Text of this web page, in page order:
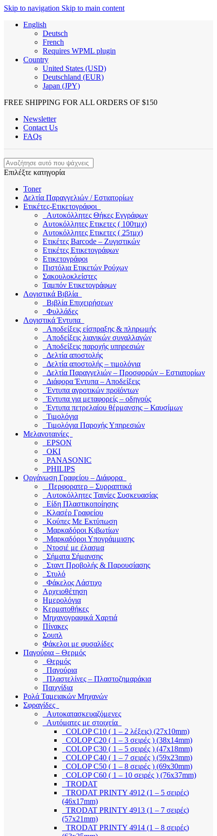
Skip to navigation Skip to main content
English
Deutsch
French
Requires WPML plugin
Country
United States (USD)
Deutschland (EUR)
Japan (JPY)
FREE SHIPPING FOR ALL ORDERS OF $150
Newsletter
Contact Us
FAQs
Επιλέξτε κατηγορία
Toner
Δελτία Παραγγελιών / Εστιατορίων
Ετικέτες-Ετικετογράφοι
Αυτοκόλλητες Θήκες Εγγράφων
Αυτοκόλλητες Ετικετες ( 100τμχ)
Αυτοκόλλητες Ετικετες ( 25τμχ)
Ετικέτες Barcode – Ζυγιστικών
Ετικέτες Ετικετογράφων
Ετικετογράφοι
Πιστόλια Ετικετών Ρούχων
Σακουλοκλείστες
Ταμπόν Ετικετογράφων
Λογιστικά Βιβλία
Βιβλία Επιχειρήσεων
Φυλλάδες
Λογιστικά Έντυπα
Αποδείξεις είσπραξης & πληρωμής
Αποδείξεις λιανικών συναλλαγών
Αποδείξεις παροχής υπηρεσιών
Δελτία αποστολής
Δελτία αποστολής – τιμολόγια
Δελτία Παραγγελιών – Προσφορών – Εστιατορίων
Διάφορα Έντυπα – Αποδείξεις
Έντυπα αγροτικών προϊόντων
Έντυπα για μεταφορείς – οδηγούς
Έντυπα πετρελαίου θέρμανσης – Καυσίμων
Τιμολόγια
Τιμολόγια Παροχής Υπηρεσιών
Μελανοταινίες
EPSON
OKI
PANASONIC
PHILIPS
Οργάνωση Γραφείου – Διάφορα
Περφορατερ – Συρραπτικά
Αυτοκόλλητες Ταινίες Συσκευασίας
Είδη Πλαστικοποίησης
Κλασέρ Γραφείου
Κούπες Με Εκτύπωση
Μαρκαδόροι Κιβωτίων
Μαρκαδόροι Υπογράμμισης
Ντοσιέ με έλασμα
Σήματα Σήμανσης
Σταντ Προβολής & Παρουσίασης
Στυλό
Φάκελος Λάστιχο
Αρχειοθέτηση
Ημερολόγια
Κερματοθήκες
Μηχανογραφικά Χαρτιά
Πίνακες
Σουπλ
Φάκελοι με φυσαλίδες
Παγούρια – Θερμός
Θερμός
Παγούρια
Πλαστελίνες – Πλαστοζημαράκια
Παιχνίδια
Ρολά Ταμειακών Μηχανών
Σφραγίδες
Αυτοκατασκευαζόμενες
Αυτόματες με στοιχεία
COLOP C10 ( 1 – 2 λέξεις) (27x10mm)
COLOP C20 ( 1 – 3 σειρές ) (38x14mm)
COLOP C30 ( 1 – 5 σειρές ) (47x18mm)
COLOP C40 ( 1 – 7 σειρές ) (59x23mm)
COLOP C50 ( 1 – 8 σειρές ) (69x30mm)
COLOP C60 ( 1 – 10 σειρές ) (76x37mm)
TRODAT
TRODAT PRINTY 4912 (1 – 5 σειρές)
(46x17mm)
TRODAT PRINTY 4913 (1 – 7 σειρές)
(57x21mm)
TRODAT PRINTY 4914 (1 – 8 σειρές)